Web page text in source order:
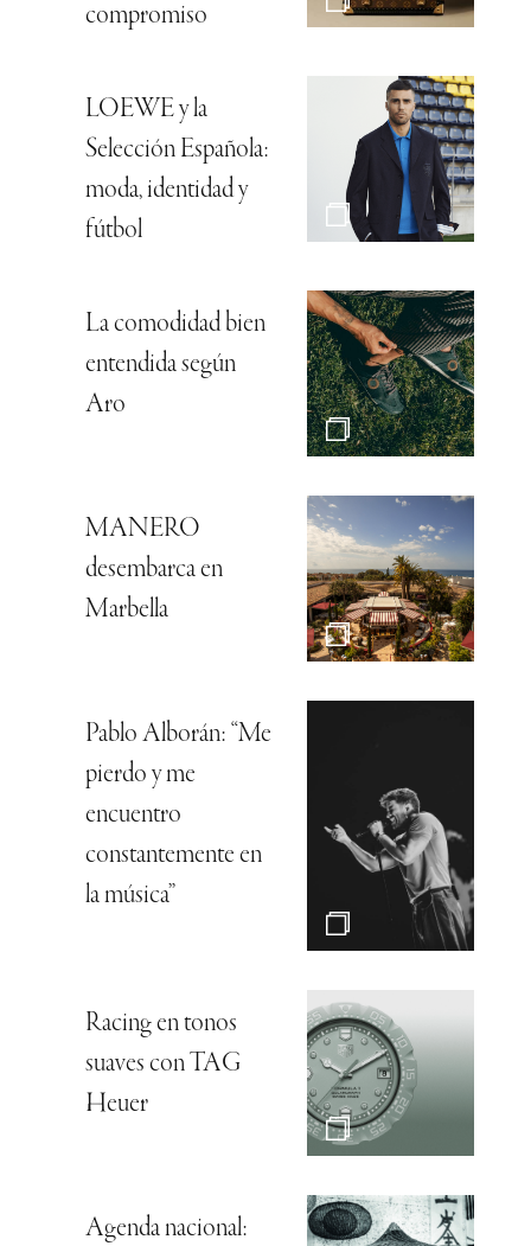
compromiso
LOEWE y la
Selección Española:
moda, identidad y
fútbol
La comodidad bien
entendida según
Aro
MANERO
desembarca en
Marbella
Pablo Alborán: “Me
pierdo y me
encuentro
constantemente en
la música”
Racing en tonos
suaves con TAG
Heuer
Agenda nacional: